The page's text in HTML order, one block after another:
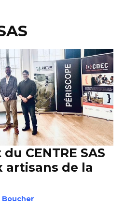
CENTRE SAS
artisans de la
Boucher